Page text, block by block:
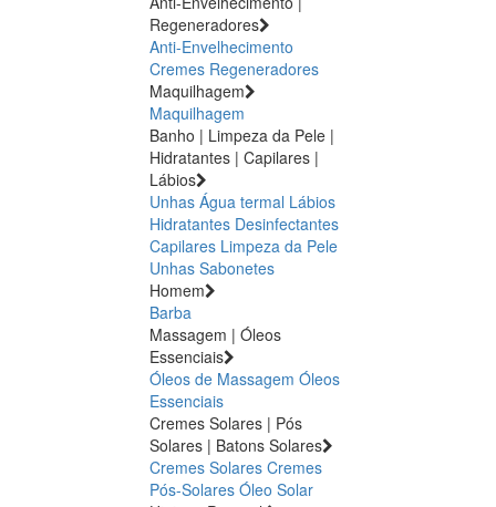
Regeneradores
Anti-Envelhecimento
Cremes Regeneradores
Maquilhagem
Maquilhagem
Banho | Limpeza da Pele |
Hidratantes | Capilares |
Lábios
Unhas Água termal Lábios
Hidratantes Desinfectantes
Capilares Limpeza da Pele
Unhas Sabonetes
Homem
Barba
Massagem | Óleos
Essenciais
Óleos de Massagem Óleos
Essenciais
Cremes Solares | Pós
Solares | Batons Solares
Cremes Solares Cremes
Pós-Solares Óleo Solar